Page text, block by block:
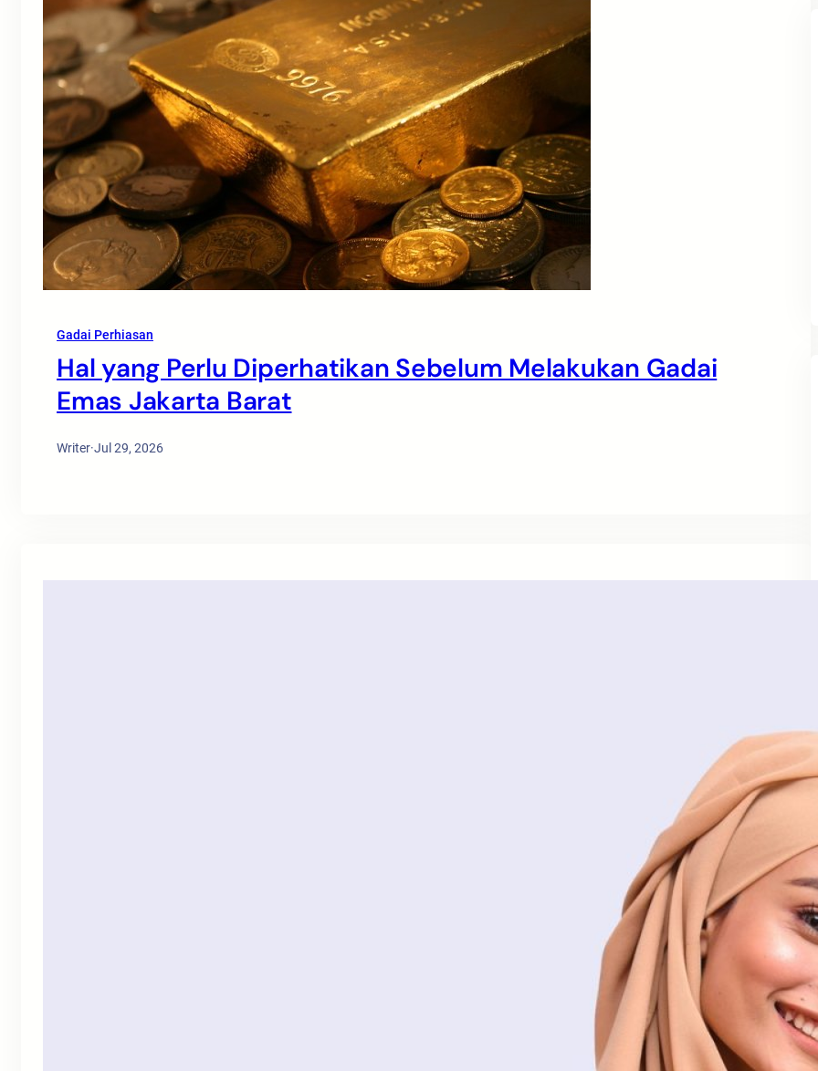
Gadai Perhiasan
Hal yang Perlu Diperhatikan Sebelum Melakukan Gadai
Emas Jakarta Barat
Writer·Jul 29, 2026